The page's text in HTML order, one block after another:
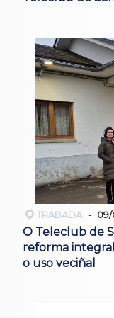
TRABADA 09/
O Teleclub de
reforma
o uso veciñal